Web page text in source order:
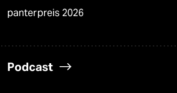
panterpreis 2026
Podcast